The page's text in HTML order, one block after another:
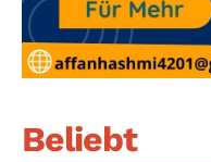
Beliebt